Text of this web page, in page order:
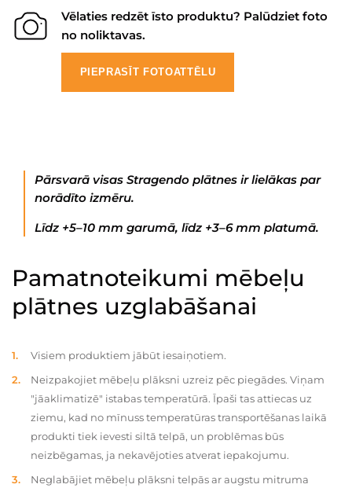
Vēlaties redzēt īsto produktu? Palūdziet foto
no noliktavas.
PIEPRASĪT FOTOATTĒLU
Pārsvarā visas Stragendo plātnes ir lielākas par
norādīto izmēru.
Līdz +5–10 mm garumā, līdz +3–6 mm platumā.
Pamatnoteikumi mēbeļu
plātnes uzglabāšanai
Visiem produktiem jābūt iesaiņotiem.
Neizpakojiet mēbeļu plāksni uzreiz pēc piegādes. Viņam
"jāaklimatizē" istabas temperatūrā. Īpaši tas attiecas uz
ziemu, kad no mīnuss temperatūras transportēšanas laikā
produkti tiek ievesti siltā telpā, un problēmas būs
neizbēgamas, ja nekavējoties atverat iepakojumu.
Neglabājiet mēbeļu plāksni telpās ar augstu mitruma